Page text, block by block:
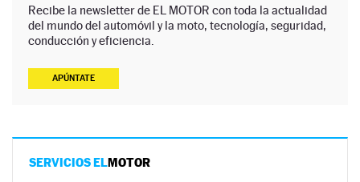
Recibe la newsletter de EL MOTOR con toda la actualidad
del mundo del automóvil y la moto, tecnología, seguridad,
conducción y eficiencia.
APÚNTATE
SERVICIOS ELMOTOR